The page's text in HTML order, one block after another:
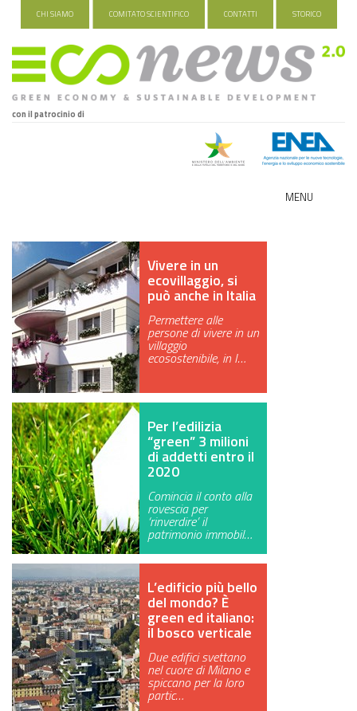
CHI SIAMO COMITATO SCIENTIFICO CONTATTI STORICO
con il patrocinio di
MENU
INDUSTRIA VERDE
FOOD&TRAVEL
HEALTH&WELLNESS
GREEN TECH
GLOCAL
ECO-EVENTI
ECOINCENTRIAMOCI
Vivere in un
ecovillaggio, si
può anche in Italia
Permettere alle
persone di vivere in un
villaggio
ecosostenibile, in I…
Per l’edilizia
“green” 3 milioni
di addetti entro il
2020
Comincia il conto alla
rovescia per
‘rinverdire’ il
patrimonio immobil…
L’edificio più bello
del mondo? È
green ed italiano:
il bosco verticale
Due edifici svettano
nel cuore di Milano e
spiccano per la loro
partic…